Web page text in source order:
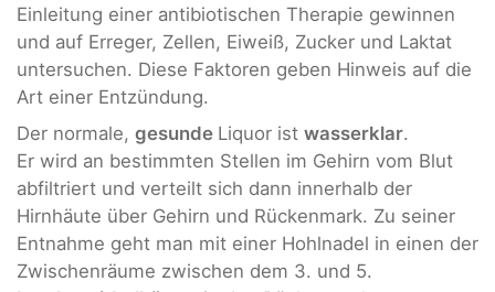
Einleitung einer antibiotischen Therapie gewinnen
und auf Erreger, Zellen, Eiweiß, Zucker und Laktat
untersuchen. Diese Faktoren geben Hinweis auf die
Art einer Entzündung.
Der normale, gesunde Liquor ist wasserklar.
Er wird an bestimmten Stellen im Gehirn vom Blut
abfiltriert und verteilt sich dann innerhalb der
Hirnhäute über Gehirn und Rückenmark. Zu seiner
Entnahme geht man mit einer Hohlnadel in einen der
Zwischenräume zwischen dem 3. und 5.